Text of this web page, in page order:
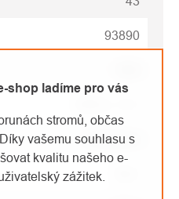
shop ladíme pro vás
stromů, občas
vašemu souhlasu s
kvalitu našeho e-
zážitek.
93890
Karabina